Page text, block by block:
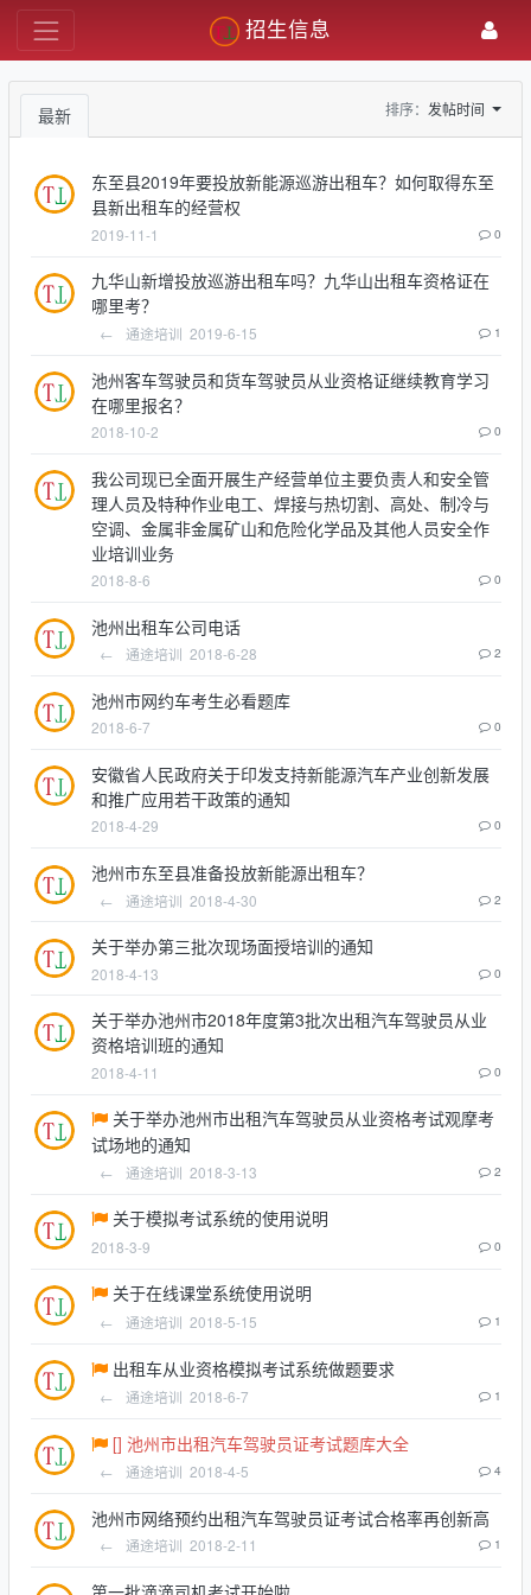
招生信息
最新 排序： 发帖时间
东至县2019年要投放新能源巡游出租车？如何取得东至
县新出租车的经营权
2019-11-1 0
九华山新增投放巡游出租车吗？九华山出租车资格证在
哪里考？
← 通途培训 2019-6-15 1
池州客车驾驶员和货车驾驶员从业资格证继续教育学习
在哪里报名？
2018-10-2 0
我公司现已全面开展生产经营单位主要负责人和安全管
理人员及特种作业电工、焊接与热切割、高处、制冷与
空调、金属非金属矿山和危险化学品及其他人员安全作
业培训业务
2018-8-6 0
池州出租车公司电话
← 通途培训 2018-6-28 2
池州市网约车考生必看题库
2018-6-7 0
安徽省人民政府关于印发支持新能源汽车产业创新发展
和推广应用若干政策的通知
2018-4-29 0
池州市东至县准备投放新能源出租车？
← 通途培训 2018-4-30 2
关于举办第三批次现场面授培训的通知
2018-4-13 0
关于举办池州市2018年度第3批次出租汽车驾驶员从业
资格培训班的通知
2018-4-11 0
关于举办池州市出租汽车驾驶员从业资格考试观摩考
试场地的通知
← 通途培训 2018-3-13 2
关于模拟考试系统的使用说明
2018-3-9 0
关于在线课堂系统使用说明
← 通途培训 2018-5-15 1
出租车从业资格模拟考试系统做题要求
← 通途培训 2018-6-7 1
[] 池州市出租汽车驾驶员证考试题库大全
← 通途培训 2018-4-5 4
池州市网络预约出租汽车驾驶员证考试合格率再创新高
← 通途培训 2018-2-11 1